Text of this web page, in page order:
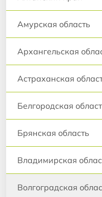
Амурская область
Архангельская
Астраханская
Белгородская
Брянская область
Владимирская
Волгоградская